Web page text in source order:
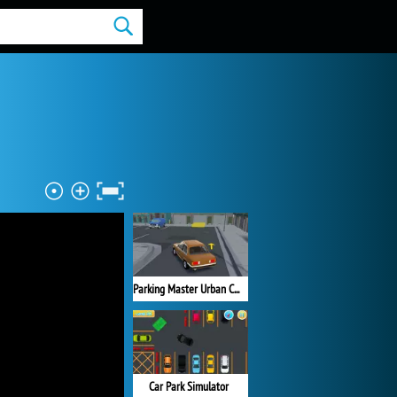
Parking Master Urban Challenges
Car Park Simulator